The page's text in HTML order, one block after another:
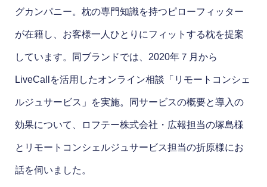
グカンパニー。枕の専門知識を持つピローフィッター
が在籍し、お客様一人ひとりにフィットする枕を提案
しています。同ブランドでは、2020年７月から
LiveCallを活用したオンライン相談「リモートコンシェ
ルジュサービス」を実施。同サービスの概要と導入の
効果について、ロフテー株式会社・広報担当の塚島様
とリモートコンシェルジュサービス担当の折原様にお
話を伺いました。